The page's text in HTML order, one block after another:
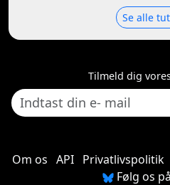
Se alle
Tilmeld dig
Om os API Privatlivspolitik
Følg os